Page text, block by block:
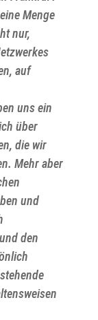
Menge
nur,
auf
uns ein
über
die wir
Mehr aber
und
den